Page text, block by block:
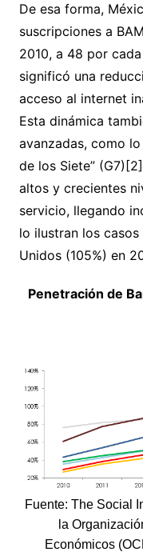
De esa forma,
suscripciones a
2010, a 48 por
significó una
acceso al internet
Esta dinámica
avanzadas, como
de los Siete”
altos y crecientes
servicio, llegando
lo ilustran los
Unidos (105%) en
Penetración de
Fuente: The Social
la
Económicos